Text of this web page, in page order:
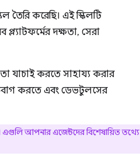
তৈরি করেছি। এই স্কিলটি
দক্ষতা, সেরা
যাচাই করতে সাহায্য করার
করতে এবং ডেভটুলসের
এগুলি আপনার এজেন্টদের বিশেষায়িত তথ্যে